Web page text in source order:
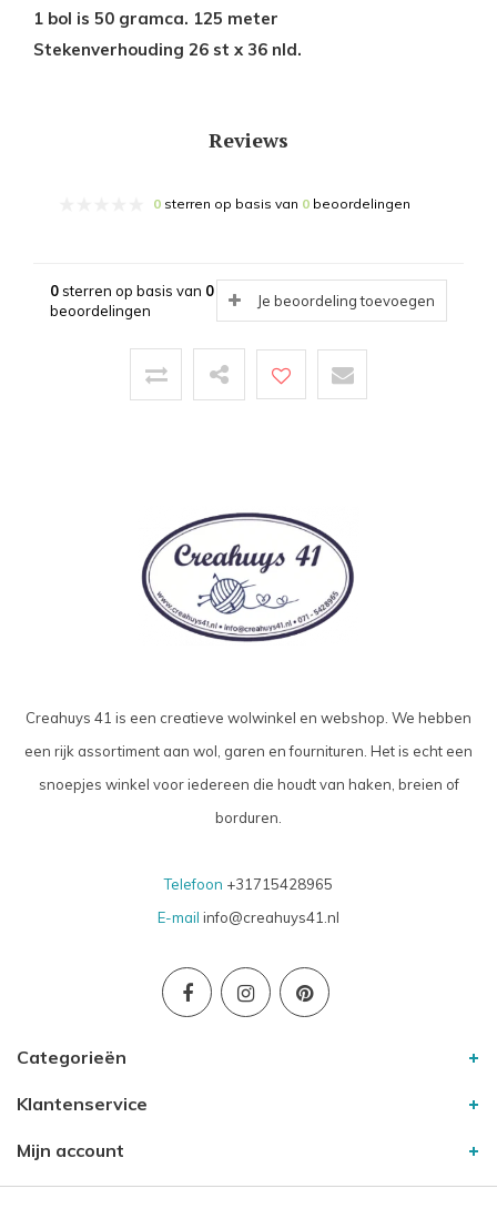
1 bol is 50 gramca. 125 meter
Stekenverhouding 26 st x 36 nld.
Reviews
0 sterren op basis van 0 beoordelingen
0sterren op basis van 0
beoordelingen
Je beoordeling toevoegen
Creahuys 41 is een creatieve wolwinkel en webshop. We hebben
een rijk assortiment aan wol, garen en fournituren. Het is echt een
snoepjes winkel voor iedereen die houdt van haken, breien of
borduren.
Telefoon +31715428965
E-mail info@creahuys41.nl
Categorieën
Klantenservice
Mijn account